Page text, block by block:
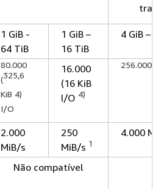
1 GiB -
64 TiB
1 GiB –
16 TiB
4 GiB –
80.000
(325,6
KiB 4)
I/O
16.000
(16 KiB
I/O 4)
256.000 (
2.000
MiB/s
250
MiB/s 1
4.000
Não compatível